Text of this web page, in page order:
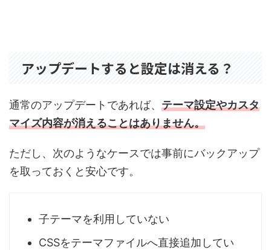
アップデートすると設定は消える？
通常のアップデートであれば、 テーマ設定やカスタ
マイズ内容が消えることはありません。
ただし、次のようなケースでは事前にバックアップ
を取っておくと安心です。
子テーマを利用していない
CSSをテーマファイルへ直接追加してい